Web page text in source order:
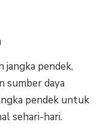
jangka pendek,
sumber daya
pendek untuk
sehari-hari.